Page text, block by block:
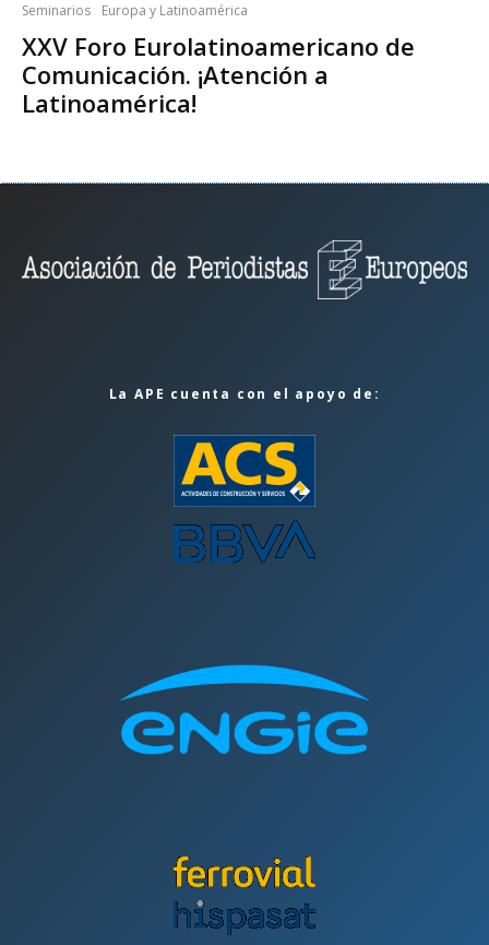
Seminarios Europa y Latinoamérica
XXV Foro Eurolatinoamericano de
Comunicación. ¡Atención a
Latinoamérica!
La APE cuenta con el apoyo de: